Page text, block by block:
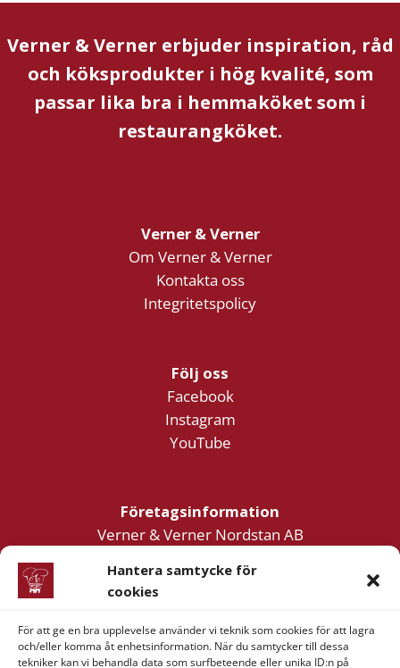
Hantera samtycke för
cookies
För att ge en bra upplevelse använder vi teknik som cookies för att lagra
och/eller komma åt enhetsinformation. När du samtycker till dessa
tekniker kan vi behandla data som surfbeteende eller unika ID:n på
Verner & Verner erbjuder inspiration, råd
och köksprodukter i hög kvalité, som
passar lika bra i hemmaköket som i
restaurangköket.
Verner & Verner
Om Verner & Verner
Kontakta oss
Integritetspolicy
Följ oss
Facebook
Instagram
YouTube
Företagsinformation
Verner & Verner Nordstan AB
411 05 Göteborg